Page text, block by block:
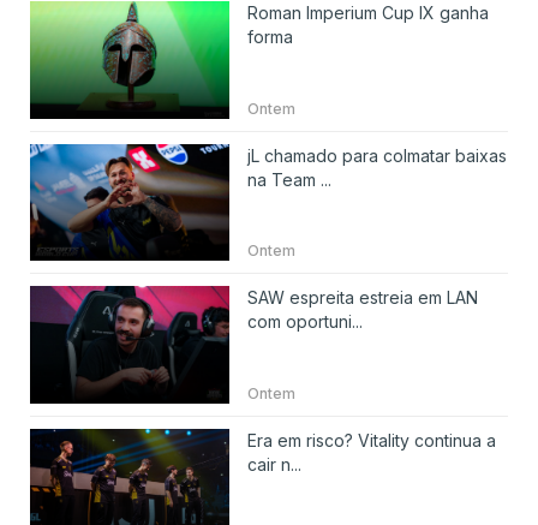
Roman Imperium Cup IX ganha
forma
Ontem
jL chamado para colmatar baixas
na Team ...
Ontem
SAW espreita estreia em LAN
com oportuni...
Ontem
Era em risco? Vitality continua a
cair n...